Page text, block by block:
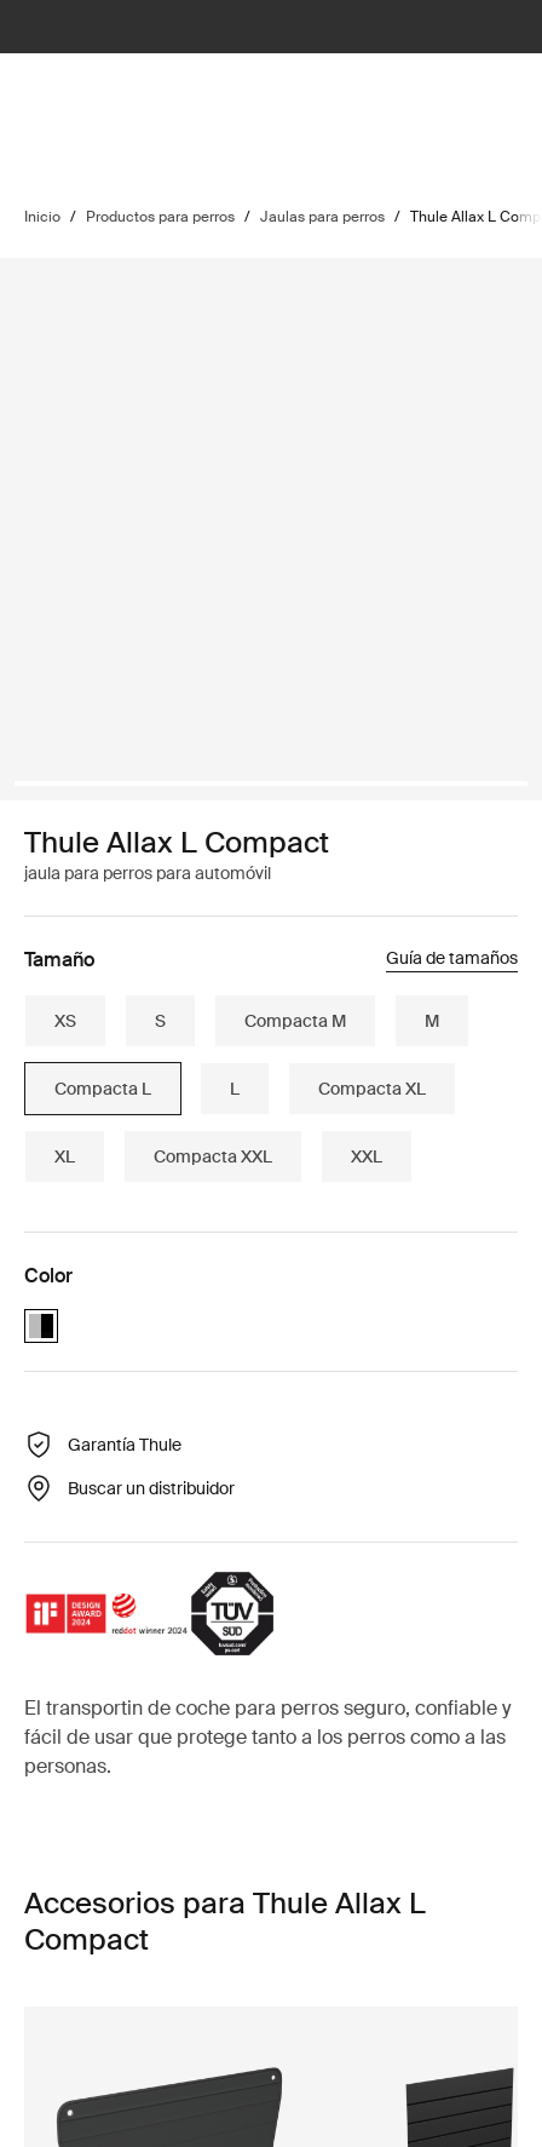
Inicio / Productos para perros / Jaulas para perros / Thule Allax L
Thule Allax L Compact
jaula para perros para automóvil
Tamaño Guía de tamaños
XS S Compacta M M
Compacta L L Compacta XL
XL Compacta XXL XXL
Color
Alu-Black (selected)
Garantía Thule
Buscar un distribuidor
El transportin de coche para perros seguro, confiable y
fácil de usar que protege tanto a los perros como a las
personas.
Accesorios para Thule Allax L
Compact